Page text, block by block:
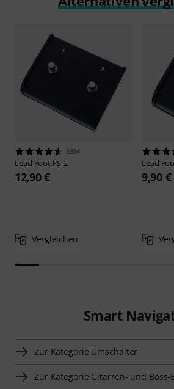
2334
Lead Foot FS-2
12,90 €
Vergleichen
Lead
9,90 €
Smart
Zur Kategorie Umschalter
Zur Kategorie Gitarren- und Bass-